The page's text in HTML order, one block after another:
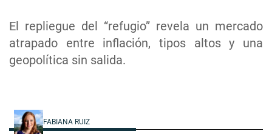
El repliegue del “refugio” revela un mercado
atrapado entre inflación, tipos altos y una
geopolítica sin salida.
FABIANA RUIZ